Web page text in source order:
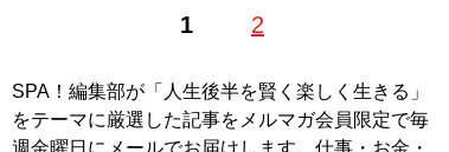
1 2
SPA！編集部が「人生後半を賢く楽しく生きる」
をテーマに厳選した記事をメルマガ会員限定で毎